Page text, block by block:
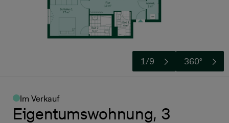
1/9 360°
Im Verkauf
Eigentumswohnung, 3